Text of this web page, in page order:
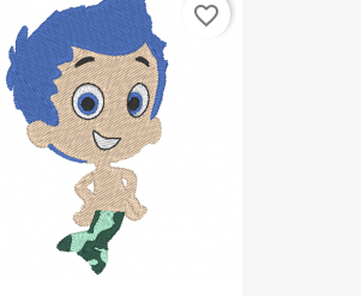
favorite_border